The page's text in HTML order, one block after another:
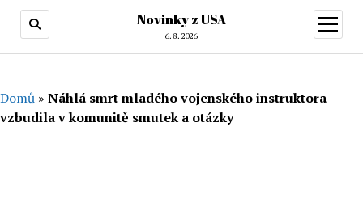
Novinky z USA
6. 8. 2026
otevřít
menu
Domů » Náhlá smrt mladého vojenského instruktora
vzbudila v komunitě smutek a otázky